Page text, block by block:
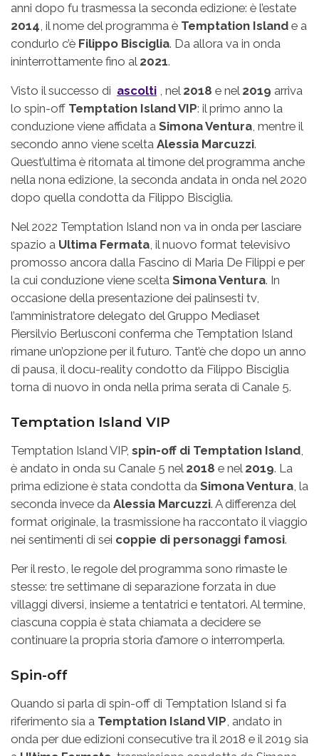
anni dopo fu trasmessa la seconda edizione: è l’estate
2014, il nome del programma è Temptation Island e a
condurlo c’è Filippo Bisciglia. Da allora va in onda
ininterrottamente fino al 2021.
Visto il successo di ascolti , nel 2018 e nel 2019 arriva
lo spin-off Temptation Island VIP: il primo anno la
conduzione viene affidata a Simona Ventura, mentre il
secondo anno viene scelta Alessia Marcuzzi.
Quest’ultima è ritornata al timone del programma anche
nella nona edizione, la seconda andata in onda nel 2020
dopo quella condotta da Filippo Bisciglia.
Nel 2022 Temptation Island non va in onda per lasciare
spazio a Ultima Fermata, il nuovo format televisivo
promosso ancora dalla Fascino di Maria De Filippi e per
la cui conduzione viene scelta Simona Ventura. In
occasione della presentazione dei palinsesti tv,
l’amministratore delegato del Gruppo Mediaset
Piersilvio Berlusconi conferma che Temptation Island
rimane un’opzione per il futuro. Tant’è che dopo un anno
di pausa, il docu-reality condotto da Filippo Bisciglia
torna di nuovo in onda nella prima serata di Canale 5.
Temptation Island VIP
Temptation Island VIP, spin-off di Temptation Island,
è andato in onda su Canale 5 nel 2018 e nel 2019. La
prima edizione è stata condotta da Simona Ventura, la
seconda invece da Alessia Marcuzzi. A differenza del
format originale, la trasmissione ha raccontato il viaggio
nei sentimenti di sei coppie di personaggi famosi.
Per il resto, le regole del programma sono rimaste le
stesse: tre settimane di separazione forzata in due
villaggi diversi, insieme a tentatrici e tentatori. Al termine,
ciascuna coppia è stata chiamata a decidere se
continuare la propria storia d’amore o interromperla.
Spin-off
Quando si parla di spin-off di Temptation Island si fa
riferimento sia a Temptation Island VIP, andato in
onda per due edizioni consecutive tra il 2018 e il 2019 sia